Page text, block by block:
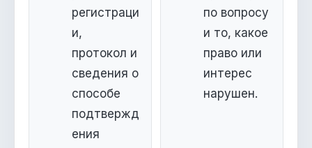
регистраци
и,
протокол и
сведения о
способе
подтвержд
ения
по вопросу
и то, какое
право или
интерес
нарушен.